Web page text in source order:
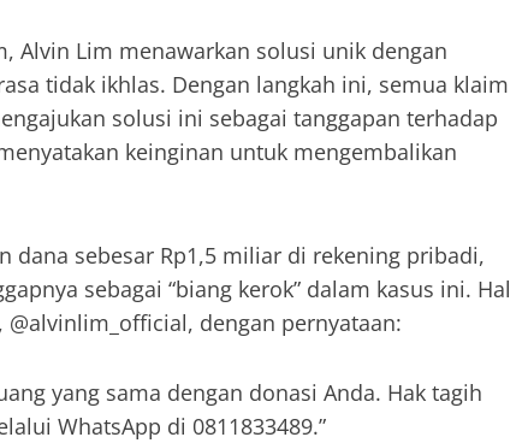
Alvin Lim menawarkan solusi unik dengan
tidak ikhlas. Dengan langkah ini, semua klaim
solusi ini sebagai tanggapan terhadap
keinginan untuk mengembalikan
dana sebesar Rp1,5 miliar di rekening pribadi,
sebagai “biang kerok” dalam kasus ini. Hal
dengan pernyataan:
yang sama dengan donasi Anda. Hak tagih
WhatsApp di 0811833489.”